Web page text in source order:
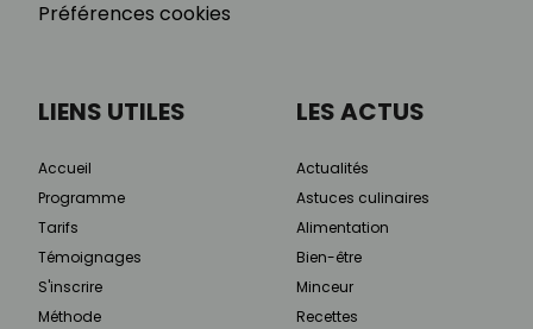
Préférences cookies
LIENS UTILES
Accueil
Programme
Tarifs
Témoignages
S'inscrire
Méthode
LES ACTUS
Actualités
Astuces culinaires
Alimentation
Bien-être
Minceur
Recettes